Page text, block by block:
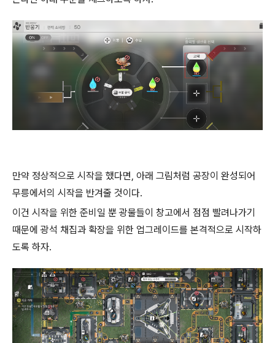
만약 정상적으로 시작을 했다면, 아래 그림처럼 공장이 완성되어
무릉에서의 시작을 반겨줄 것이다.
이건 시작을 위한 준비일 뿐 광물들이 창고에서 점점 빨려나가기
때문에 광석 채집과 확장을 위한 업그레이드를 본격적으로 시작하
도록 하자.